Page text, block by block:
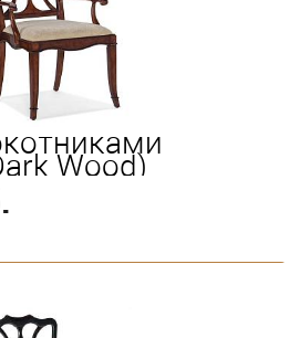
Wood)